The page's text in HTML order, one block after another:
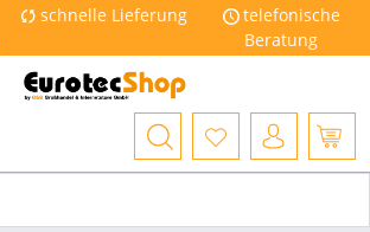
schnelle Lieferung
telefonische
Beratung